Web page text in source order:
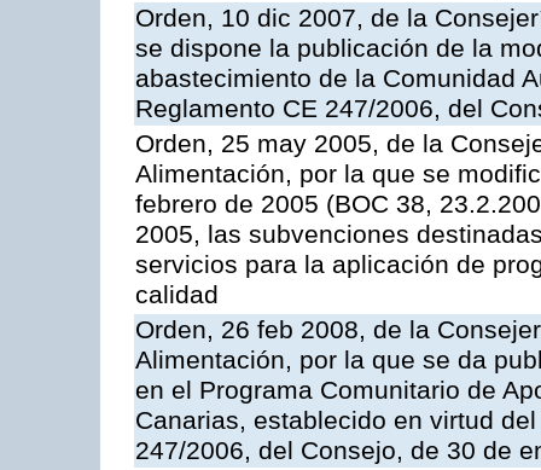
Orden, 10 dic 2007, de la
se dispone la publicación de la
abastecimiento de la Comunidad
Reglamento CE 247/2006, del
Orden, 25 may 2005, de la
Alimentación, por la que se
febrero de 2005 (BOC 38,
2005, las subvenciones
servicios para la aplicación de
calidad
Orden, 26 feb 2008, de la
Alimentación, por la que se da
en el Programa Comunitario de
Canarias, establecido en virtud
247/2006, del Consejo, de 30 de